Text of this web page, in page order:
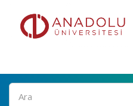
Ara